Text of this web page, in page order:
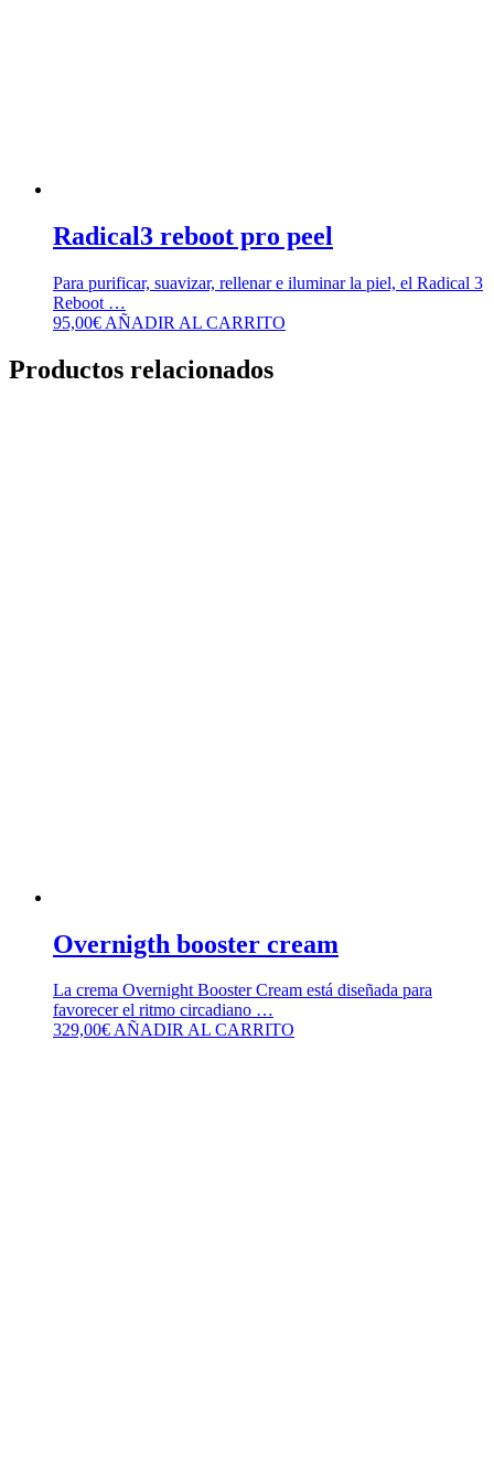
Radical3 reboot pro peel
Para purificar, suavizar, rellenar e iluminar la piel, el Radical 3
Reboot …
95,00€ AÑADIR AL CARRITO
Productos relacionados
Overnigth booster cream
La crema Overnight Booster Cream está diseñada para
favorecer el ritmo circadiano …
329,00€AÑADIR AL CARRITO